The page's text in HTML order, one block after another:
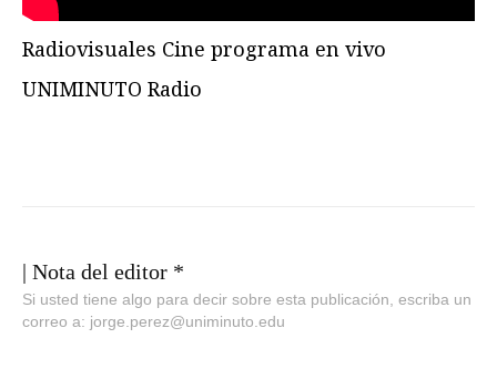
Radiovisuales Cine programa en vivo
UNIMINUTO Radio
| Nota del editor *
Si usted tiene algo para decir sobre esta publicación, escriba un
correo a: jorge.perez@uniminuto.edu